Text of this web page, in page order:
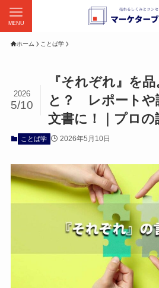
MENU
ホーム ことば学
『それぞれ』を
と？ レポートや
文書に！｜プロの
2026
5/10
ことば学 2026年5月10日